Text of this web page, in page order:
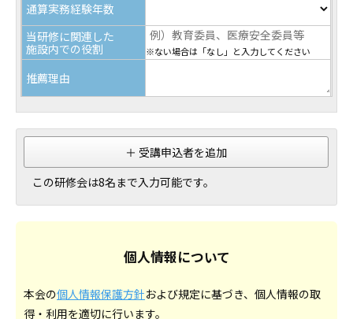
通算実務経験年数
当研修に関連した
施設内での役割
※ない場合は「なし」と入力してください
推薦理由
＋ 受講申込者を追加
この研修会は8名まで入力可能です。
個人情報について
本会の個人情報保護方針および規定に基づき、個人情報の取
得・利用を適切に行います。